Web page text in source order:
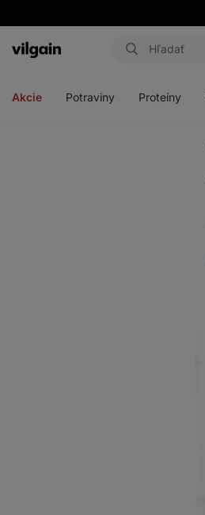
Eshop
Akcie Potraviny Proteíny